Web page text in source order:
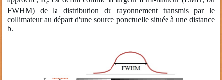
c
FWHM) de la distribution du rayonnement transmis par le
collimateur au départ d'une source ponctuelle située à une distance
b.